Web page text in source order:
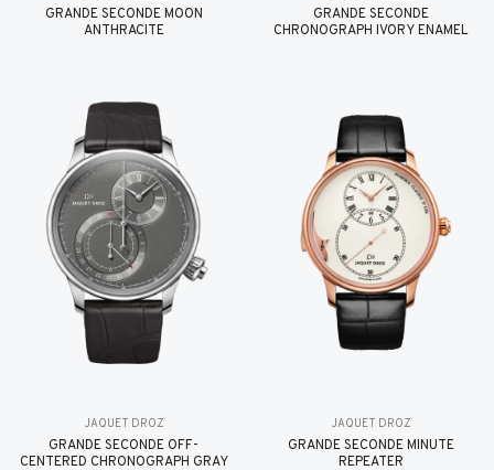
GRANDE SECONDE MOON
ANTHRACITE
GRANDE SECONDE
CHRONOGRAPH IVORY ENAMEL
JAQUET DROZ
GRANDE SECONDE OFF-
CENTERED CHRONOGRAPH GRAY
JAQUET DROZ
GRANDE SECONDE MINUTE
REPEATER